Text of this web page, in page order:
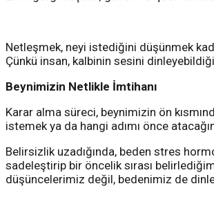
Netleşmek, neyi istediğini düşünmek
Çünkü insan, kalbinin sesini
Beynimizin Netlikle İmtihanı
Karar alma süreci, beynimizin ön
istemek ya da hangi adımı önce
Belirsizlik uzadığında, beden stres
sadeleştirip bir öncelik sırası
düşüncelerimiz değil, bedenimiz de